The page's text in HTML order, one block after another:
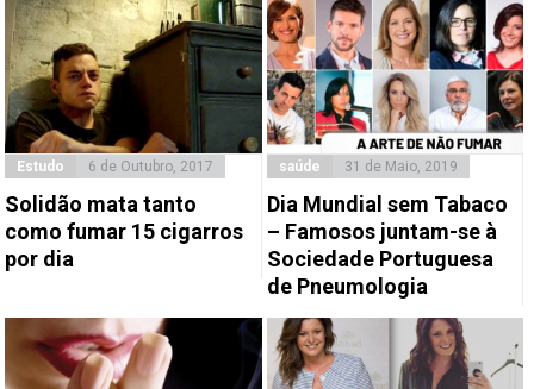
Estudo 6 de Outubro, 2017
Solidão mata tanto
como fumar 15 cigarros
por dia
saúde 31 de Maio, 2019
Dia Mundial sem Tabaco
– Famosos juntam-se à
Sociedade Portuguesa
de Pneumologia